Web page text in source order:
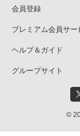
会員登録
プレミアム会員サー
ヘルプ＆ガイド
グループサイト
©